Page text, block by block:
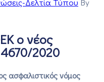
ο νέος
2020
ασφαλιστικός νόμος